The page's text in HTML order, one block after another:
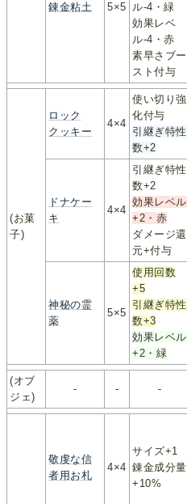
錬金粘土 5×5 ル-4・緑
効果レベ
ル-4・赤
素早さブー
スト付与
(お菓
子)
ロック
クッキー
4×4
使い切り強
化付与
引継ぎ特性
数+2
ドナケー
キ
4×4
引継ぎ特性
数+2
効果レベル
+2・赤
ダメージ還
元+付与
神秘の霊
薬
5×5
使用回数
+5
引継ぎ特性
数+3
効果レベル
+2・緑
(オブ
ジェ)
- - -
敬虔な信
者用お札
4×4
サイズ+1
錬金成分量
+10%